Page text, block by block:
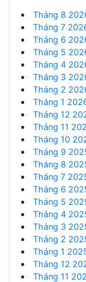
Tháng 8
Tháng 7
Tháng 6
Tháng 5
Tháng 4
Tháng 3
Tháng 2
Tháng 1
Tháng 12
Tháng 11
Tháng 10
Tháng 9
Tháng 8
Tháng 7
Tháng 6
Tháng 5
Tháng 4
Tháng 3
Tháng 2
Tháng 1
Tháng 12
Tháng 11